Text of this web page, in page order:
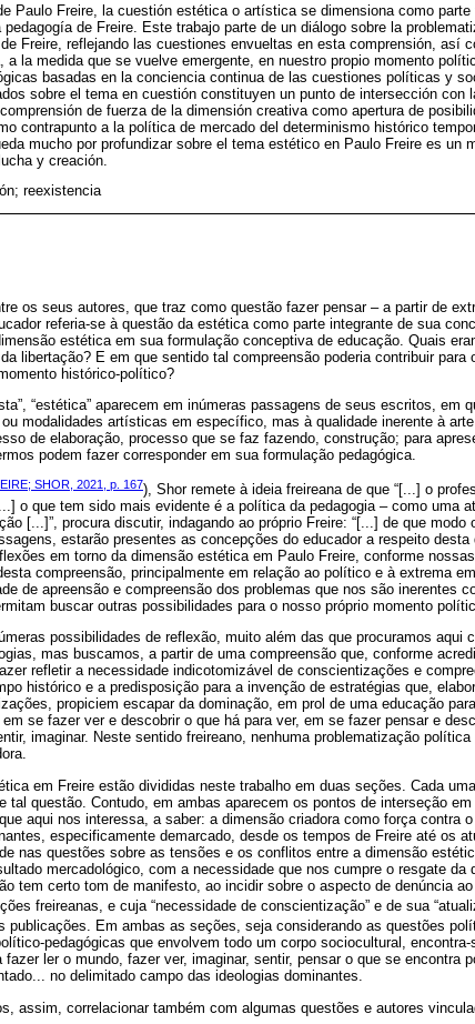
Paulo Freire, la cuestión estética o artística se dimensiona como parte
de Freire. Este trabajo parte de un diálogo sobre la
Freire, reflejando las cuestiones envueltas en esta comprensión, así
la medida que se vuelve emergente, en nuestro propio momento
basadas en la conciencia continua de las cuestiones políticas y
sobre el tema en cuestión constituyen un punto de intersección con
de fuerza de la dimensión creativa como apertura de
contrapunto a la política de mercado del determinismo histórico
mucho por profundizar sobre el tema estético en Paulo Freire es un
y creación.
reexistencia
os seus autores, que traz como questão fazer pensar – a partir de
referia-se à questão da estética como parte integrante de sua
estética em sua formulação conceptiva de educação. Quais
libertação? E em que sentido tal compreensão poderia contribuir para
histórico-político?
“estética” aparecem em inúmeras passagens de seus escritos, em
modalidades artísticas em específico, mas à qualidade inerente à
de elaboração, processo que se faz fazendo, construção; para
podem fazer corresponder em sua formulação pedagógica.
SHOR, 2021, p. 167), Shor remete à ideia freireana de que “[...] o
o que tem sido mais evidente é a política da pedagogia – como uma
[...]”, procura discutir, indagando ao próprio Freire: “[...] de que modo
estarão presentes as concepções do educador a respeito
em torno da dimensão estética em Paulo Freire, conforme
compreensão, principalmente em relação ao político e à extrema
de apreensão e compreensão dos problemas que nos são inerentes
buscar outras possibilidades para o nosso próprio momento
possibilidades de reflexão, muito além das que procuramos aqui
mas buscamos, a partir de uma compreensão que, conforme
refletir a necessidade indicotomizável de conscientizações e
histórico e a predisposição para a invenção de estratégias que,
propiciem escapar da dominação, em prol de uma educação
se fazer ver e descobrir o que há para ver, em se fazer pensar e
imaginar. Neste sentido freireano, nenhuma problematização
em Freire estão divididas neste trabalho em duas seções. Cada
tal questão. Contudo, em ambas aparecem os pontos de interseção
aqui nos interessa, a saber: a dimensão criadora como força contra
especificamente demarcado, desde os tempos de Freire até os
nas questões sobre as tensões e os conflitos entre a dimensão
mercadológico, com a necessidade que nos cumpre o resgate da
tem certo tom de manifesto, ao incidir sobre o aspecto de denúncia
freireanas, e cuja “necessidade de conscientização” e de sua
publicações. Em ambas as seções, seja considerando as questões
pedagógicas que envolvem todo um corpo sociocultural,
ler o mundo, fazer ver, imaginar, sentir, pensar o que se encontra
no delimitado campo das ideologias dominantes.
assim, correlacionar também com algumas questões e autores